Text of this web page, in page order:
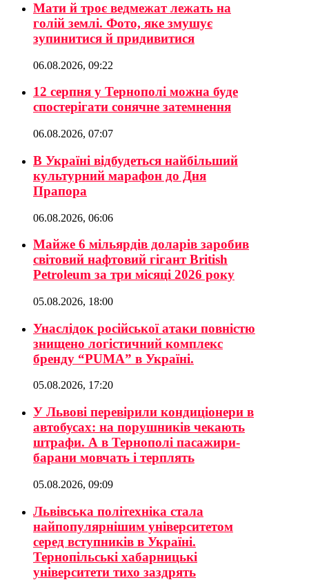
Мати й троє ведмежат лежать на
голій землі. Фото, яке змушує
зупинитися й придивитися
06.08.2026, 09:22
12 серпня у Тернополі можна буде
спостерігати сонячне затемнення
06.08.2026, 07:07
В Україні відбудеться найбільший
культурний марафон до Дня
Прапора
06.08.2026, 06:06
Майже 6 мільярдів доларів заробив
світовий нафтовий гігант British
Petroleum за три місяці 2026 року
05.08.2026, 18:00
Унаслідок російської атаки повністю
знищено логістичний комплекс
бренду “PUMA” в Україні.
05.08.2026, 17:20
У Львові перевірили кондиціонери в
автобусах: на порушників чекають
штрафи. А в Тернополі пасажири-
барани мовчать і терплять
05.08.2026, 09:09
Львівська політехніка стала
найпопулярнішим університетом
серед вступників в Україні.
Тернопільські хабарницькі
університети тихо заздрять